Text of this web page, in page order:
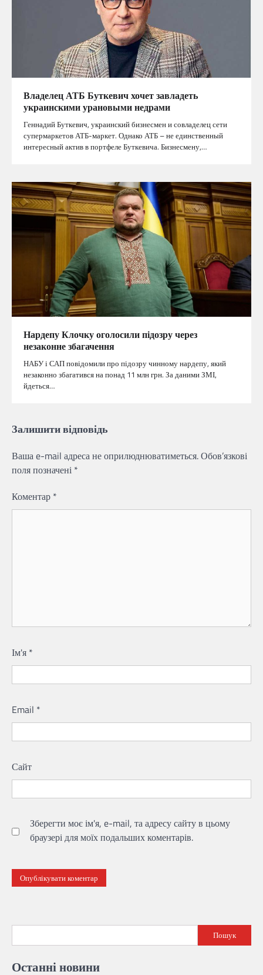
Владелец АТБ Буткевич хочет завладеть
украинскими урановыми недрами
Геннадий Буткевич, украинский бизнесмен и совладелец сети
супермаркетов АТБ-маркет. Однако АТБ – не единственный
интересный актив в портфеле Буткевича. Бизнесмену,…
Нардепу Клочку оголосили підозру через
незаконне збагачення
НАБУ і САП повідомили про підозру чинному нардепу, який
незаконно збагатився на понад 11 млн грн. За даними ЗМІ,
йдеться…
Залишити відповідь
Ваша e-mail адреса не оприлюднюватиметься.Обов’язкові
поля позначені *
Коментар *
Ім'я *
Email *
Сайт
Зберегти моє ім'я, e-mail, та адресу сайту в цьому
браузері для моїх подальших коментарів.
Пошук
Останні новини